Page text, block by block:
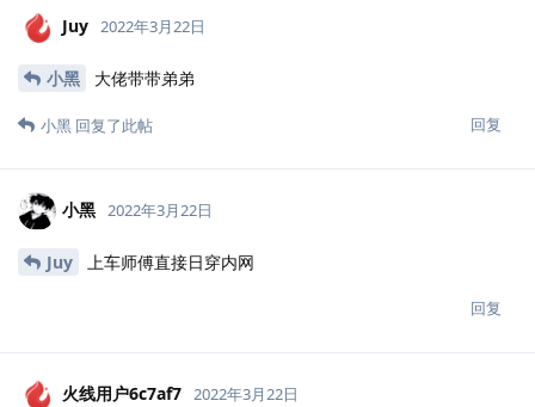
Juy 2022年3月22日
小黑 大佬带带弟弟
回复
小黑 回复了此帖
小黑 2022年3月22日
Juy 上车师傅直接日穿内网
回复
火线用户6c7af7 2022年3月22日